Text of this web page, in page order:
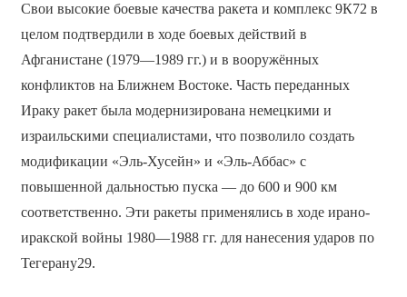
Свои высокие боевые качества ракета и комплекс 9К72 в
целом подтвердили в ходе боевых действий в
Афганистане (1979—1989 гг.) и в вооружённых
конфликтов на Ближнем Востоке. Часть переданных
Ираку ракет была модернизирована немецкими и
израильскими специалистами, что позволило создать
модификации «Эль-Хусейн» и «Эль-Аббас» с
повышенной дальностью пуска — до 600 и 900 км
соответственно. Эти ракеты применялись в ходе ирано-
иракской войны 1980—1988 гг. для нанесения ударов по
Тегерану29.